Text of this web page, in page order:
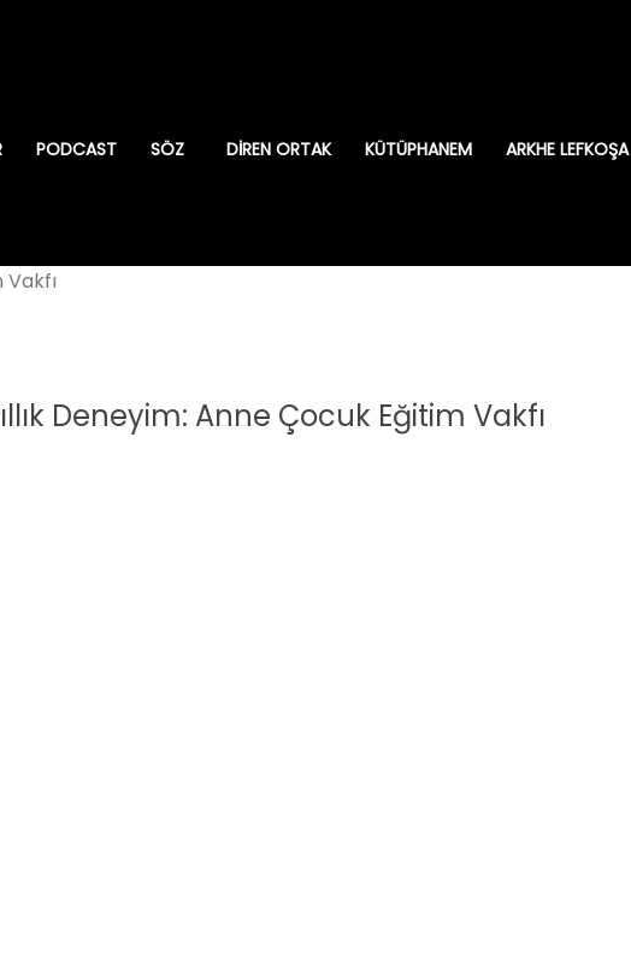
PODCAST SÖZ DIREN ORTAK KÜTÜPHANEM ARKHE LEFKOŞA
Deneyim: Anne Çocuk Eğitim Vakfı